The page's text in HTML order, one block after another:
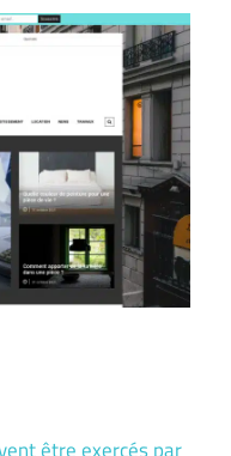
être exercés par